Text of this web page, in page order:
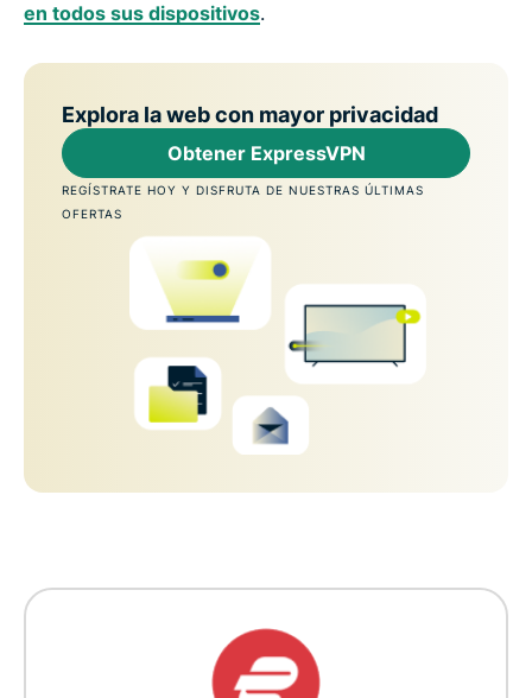
en todos sus dispositivos.
Explora la web con mayor privacidad
Obtener ExpressVPN
REGÍSTRATE HOY Y DISFRUTA DE NUESTRAS ÚLTIMAS
OFERTAS